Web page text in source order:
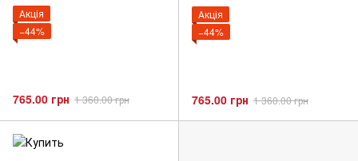
Акція
−44%
765.00 грн 1 360.00 грн
Акція
−44%
765.00 грн 1 360.00 грн